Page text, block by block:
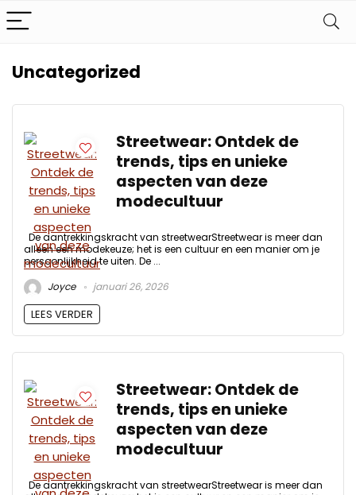
Uncategorized
Streetwear: Ontdek de
trends, tips en unieke
aspecten van deze
modecultuur
De aantrekkingskracht van streetwearStreetwear is meer dan
alleen een modekeuze; het is een cultuur en een manier om je
persoonlijkheid te uiten. De ...
Joyce
januari 26, 2026
LEES VERDER
Streetwear: Ontdek de
trends, tips en unieke
aspecten van deze
modecultuur
De aantrekkingskracht van streetwearStreetwear is meer dan